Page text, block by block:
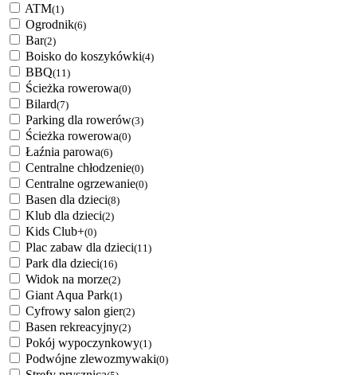
ATM(1)
Ogrodnik(6)
Bar(2)
Boisko do koszykówki(4)
BBQ(11)
Ścieżka rowerowa(0)
Bilard(7)
Parking dla rowerów(3)
Ścieżka rowerowa(0)
Łaźnia parowa(6)
Centralne chłodzenie(0)
Centralne ogrzewanie(0)
Basen dla dzieci(8)
Klub dla dzieci(2)
Kids Club+(0)
Plac zabaw dla dzieci(11)
Park dla dzieci(16)
Widok na morze(2)
Giant Aqua Park(1)
Cyfrowy salon gier(2)
Basen rekreacyjny(2)
Pokój wypoczynkowy(1)
Podwójne zlewozmywaki(0)